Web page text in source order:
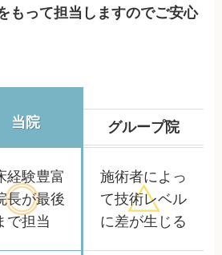
もって担当しますのでご安心
当院 グループ院
経験豊富
長が最後
で担当
施術者によっ
て技術レベル
に差が生じる